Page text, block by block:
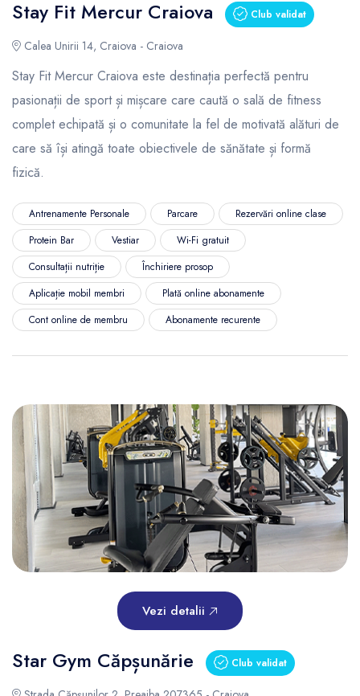
Stay Fit Mercur Craiova Club validat
Calea Unirii 14, Craiova - Craiova
Stay Fit Mercur Craiova este destinația perfectă pentru
pasionații de sport și mișcare care caută o sală de fitness
complet echipată și o comunitate la fel de motivată alături de
care să își atingă toate obiectivele de sănătate și formă
fizică.
Antrenamente Personale Parcare
Rezervări online clase
Protein Bar
Vestiar
Wi-Fi gratuit
Consultații nutriție
Închiriere prosop
Aplicație mobil membri
Plată online abonamente
Cont online de membru
Abonamente recurente
Vezi detalii
Star Gym Căpșunărie Club validat